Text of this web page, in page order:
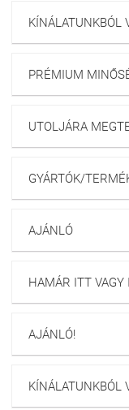
KÍNÁLATUNKBÓL
PRÉMIUM
UTOLJÁRA
GYÁRTÓK/
AJÁNLÓ
HAMÁR ITT VAGY
AJÁNLÓ!
KÍNÁLATUNKBÓL